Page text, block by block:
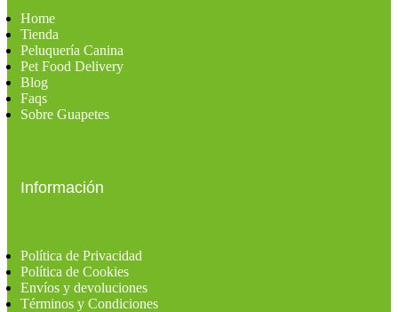
Home
Tienda
Peluquería Canina
Pet Food Delivery
Blog
Faqs
Sobre Guapetes
Información
Política de Privacidad
Política de Cookies
Envíos y devoluciones
Términos y Condiciones